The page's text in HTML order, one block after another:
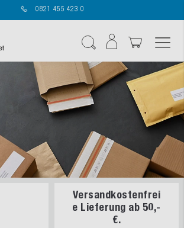
0821 455 423 0
Versandkostenfrei
e Lieferung ab 50,-
€.